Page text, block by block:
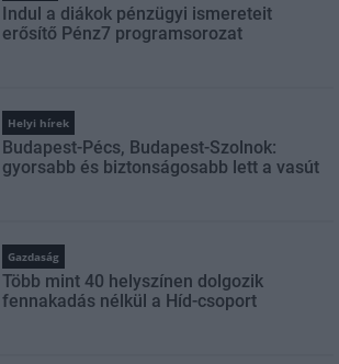
Indul a diákok pénzügyi ismereteit
erősítő Pénz7 programsorozat
Helyi hírek
Budapest-Pécs, Budapest-Szolnok:
gyorsabb és biztonságosabb lett a vasút
Gazdaság
Több mint 40 helyszínen dolgozik
fennakadás nélkül a Híd-csoport